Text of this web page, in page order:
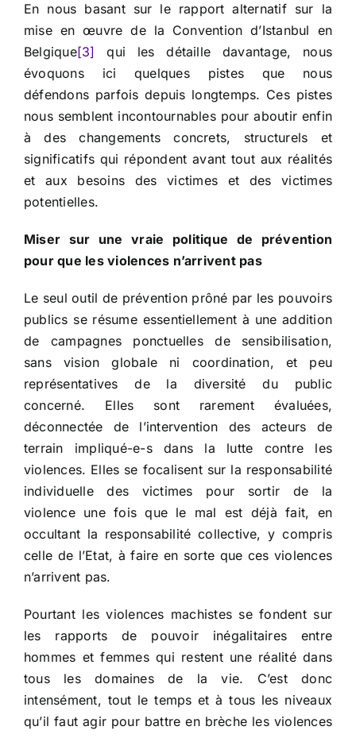
En nous basant sur le rapport alternatif sur la
mise en œuvre de la Convention d’Istanbul en
Belgique[3]
qui les détaille davantage, nous
évoquons ici quelques pistes que nous
défendons parfois depuis longtemps. Ces pistes
nous semblent incontournables pour aboutir enfin
à des changements concrets, structurels et
significatifs qui répondent avant tout aux réalités
et aux besoins des victimes et des victimes
potentielles.
Miser sur une vraie politique de prévention
pour que les violences n’arrivent pas
Le seul outil de prévention prôné par les pouvoirs
publics se résume essentiellement à une addition
de campagnes ponctuelles de sensibilisation,
sans vision globale ni coordination, et peu
représentatives de la diversité du public
concerné. Elles sont rarement évaluées,
déconnectée de l’intervention des acteurs de
terrain impliqué-e-s dans la lutte contre les
violences. Elles se focalisent sur la responsabilité
individuelle des victimes pour sortir de la
violence une fois que le mal est déjà fait, en
occultant la responsabilité collective, y compris
celle de l’Etat, à faire en sorte que ces violences
n’arrivent pas.
Pourtant les violences machistes se fondent sur
les rapports de pouvoir inégalitaires entre
hommes et femmes qui restent une réalité dans
tous les domaines de la vie. C’est donc
intensément, tout le temps et à tous les niveaux
qu’il faut agir pour battre en brèche les violences